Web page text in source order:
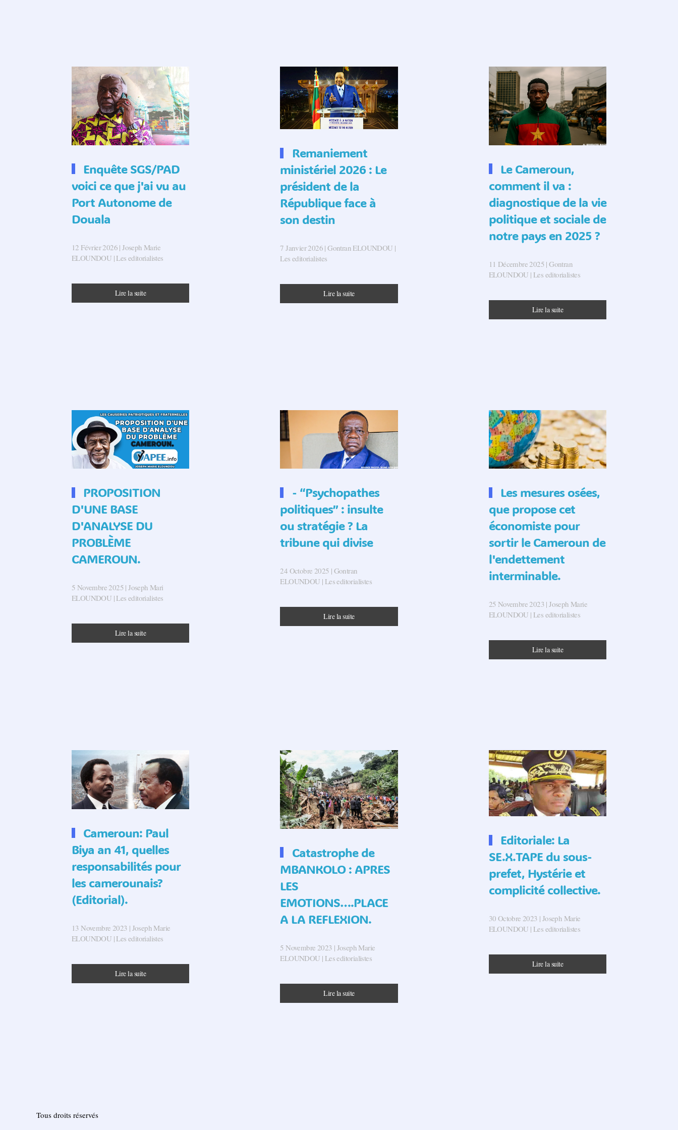
Enquête SGS/PAD
voici ce que j'ai vu au
Port Autonome de
Douala
12 Février 2026 | Joseph Marie
ELOUNDOU | Les editorialistes
Lire la suite
Remaniement
ministériel 2026 : Le
président de la
République face à
son destin
7 Janvier 2026| Gontran ELOUNDOU |
Les editorialistes
Lire la suite
Le Cameroun,
comment il va :
diagnostique de la vie
politique et sociale de
notre pays en 2025 ?
11 Décembre 2025 | Gontran
ELOUNDOU | Les editorialistes
Lire la suite
PROPOSITION
D'UNE BASE
D'ANALYSE DU
PROBLÈME
CAMEROUN.
5 Novembre 2025 | Joseph Mari
ELOUNDOU | Les editorialistes
Lire la suite
- “Psychopathes
politiques” : insulte
ou stratégie ? La
tribune qui divise
24 Octobre 2025 | Gontran
ELOUNDOU | Les editorialistes
Lire la suite
Les mesures osées,
que propose cet
économiste pour
sortir le Cameroun de
l'endettement
interminable.
25 Novembre 2023 | Joseph Marie
ELOUNDOU | Les editorialistes
Lire la suite
Cameroun: Paul
Biya an 41, quelles
responsabilités pour
les camerounais?
(Editorial).
13 Novembre 2023 | Joseph Marie
ELOUNDOU | Les editorialistes
Lire la suite
Catastrophe de
MBANKOLO : APRES
LES
EMOTIONS….PLACE
A LA REFLEXION.
5 Novembre 2023 | Joseph Marie
ELOUNDOU | Les editorialistes
Lire la suite
Editoriale: La
SE.X.TAPE du sous-
prefet, Hystérie et
complicité collective.
30 Octobre 2023 | Joseph Marie
ELOUNDOU | Les editorialistes
Lire la suite
Tous droits réservés